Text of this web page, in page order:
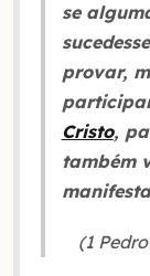
se
provar,
Cristo,
também
(1